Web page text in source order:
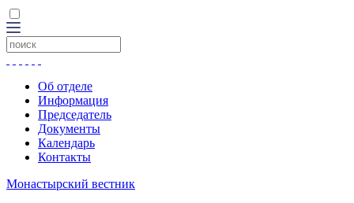
Об отделе
Информация
Председатель
Документы
Календарь
Контакты
Монастырский вестник